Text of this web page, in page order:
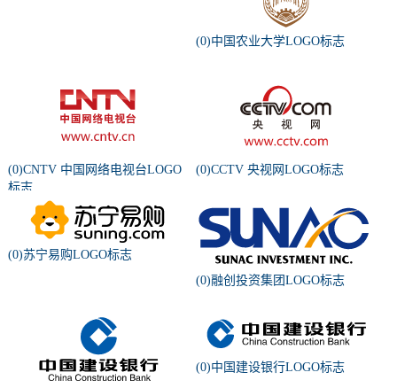
(0)中国农业大学LOGO标志
(0)CNTV 中国网络电视台LOGO
标志
(0)CCTV 央视网LOGO标志
(0)苏宁易购LOGO标志
(0)融创投资集团LOGO标志
(0)中国建设银行LOGO标志